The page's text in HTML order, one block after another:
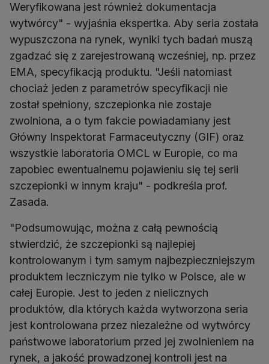
Weryfikowana jest również dokumentacja
wytwórcy" - wyjaśnia ekspertka. Aby seria została
wypuszczona na rynek, wyniki tych badań muszą
zgadzać się z zarejestrowaną wcześniej, np. przez
EMA, specyfikacją produktu. "Jeśli natomiast
chociaż jeden z parametrów specyfikacji nie
został spełniony, szczepionka nie zostaje
zwolniona, a o tym fakcie powiadamiany jest
Główny Inspektorat Farmaceutyczny (GIF) oraz
wszystkie laboratoria OMCL w Europie, co ma
zapobiec ewentualnemu pojawieniu się tej serii
szczepionki w innym kraju" - podkreśla prof.
Zasada.
"Podsumowując, można z całą pewnością
stwierdzić, że szczepionki są najlepiej
kontrolowanym i tym samym najbezpieczniejszym
produktem leczniczym nie tylko w Polsce, ale w
całej Europie. Jest to jeden z nielicznych
produktów, dla których każda wytworzona seria
jest kontrolowana przez niezależne od wytwórcy
państwowe laboratorium przed jej zwolnieniem na
rynek, a jakość prowadzonej kontroli jest na